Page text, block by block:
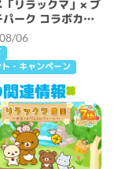
「リラックマ」× ブ
パーク コラボカフ
定！
06
・キャンペーン
連情報